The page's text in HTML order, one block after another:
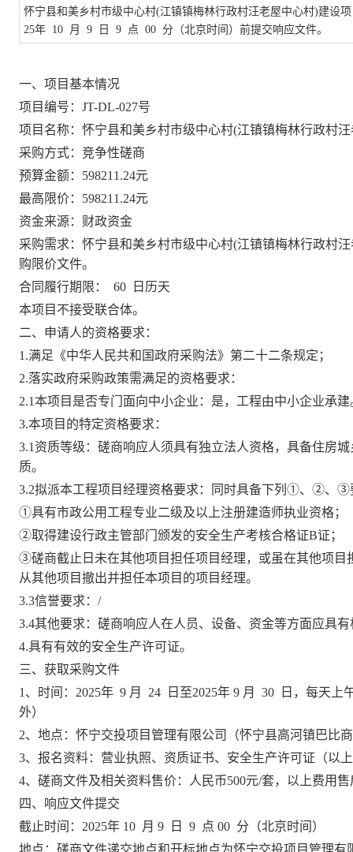
怀宁县和美乡村市级中心村(江镇镇梅林行政村汪老屋中心村)建设
25年 10 月 9 日 9 点 00 分（北京时间）前提交响应文件。
一、项目基本情况
项目编号： JT-DL-027号
项目名称： 怀宁县和美乡村市级中心村(江镇镇梅林行政村
采购方式：竞争性磋商
预算金额： 598211.24元
最高限价： 598211.24元
资金来源：财政资金
采购需求： 怀宁县和美乡村市级中心村(江镇镇梅林行政村
购限价文件。
合同履行期限：
60
日历天
本项目不接受联合体。
二、申请人的资格要求：
1.满足《中华人民共和国政府采购法》第二十二条规定；
2.落实政府采购政策需满足的资格要求：
2.1本项目是否专门面向中小企业：是，工程由中小企业承建
3.本项目的特定资格要求：
3.1资质等级： 磋商响应人须具有独立法人资格，具备住房
质。
3.2拟派本工程项目经理资格要求：同时具备下列①、②、③
①具有市政公用工程专业二级及以上注册建造师执业资格；
②取得建设行政主管部门颁发的安全生产考核合格证B证；
③磋商截止日未在其他项目担任项目经理，或虽在其他项
从其他项目撤出并担任本项目的项目经理。
3.3信誉要求：/
3.4其他要求： 磋商响应人在人员、设备、资金等方面应具
4.具有有效的安全生产许可证。
三、获取采购文件
1、
时间： 2025年 9 月 24 日 至2025年 9 月 30 日 ，每天上
外）
2、 地点： 怀宁交投项目管理有限公司
（怀宁县高河镇巴比
3、 报名资料：营业执照、资质证书、安全生产许可证（以
4、磋商文件及相关资料售价：人民币500元/套，以上费用
四、响应文件提交
截止时间： 2025年 10 月 9 日 9 点 00 分 （北京时间）
地点： 磋商文件递交地点和开标地点为怀宁交投项目管理有